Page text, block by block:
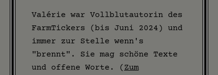
Valérie war Vollblutautorin des
FarmTickers (bis Juni 2024) und
immer zur Stelle wenn's
"brennt". Sie mag schöne Texte
und offene Worte. ( Zum